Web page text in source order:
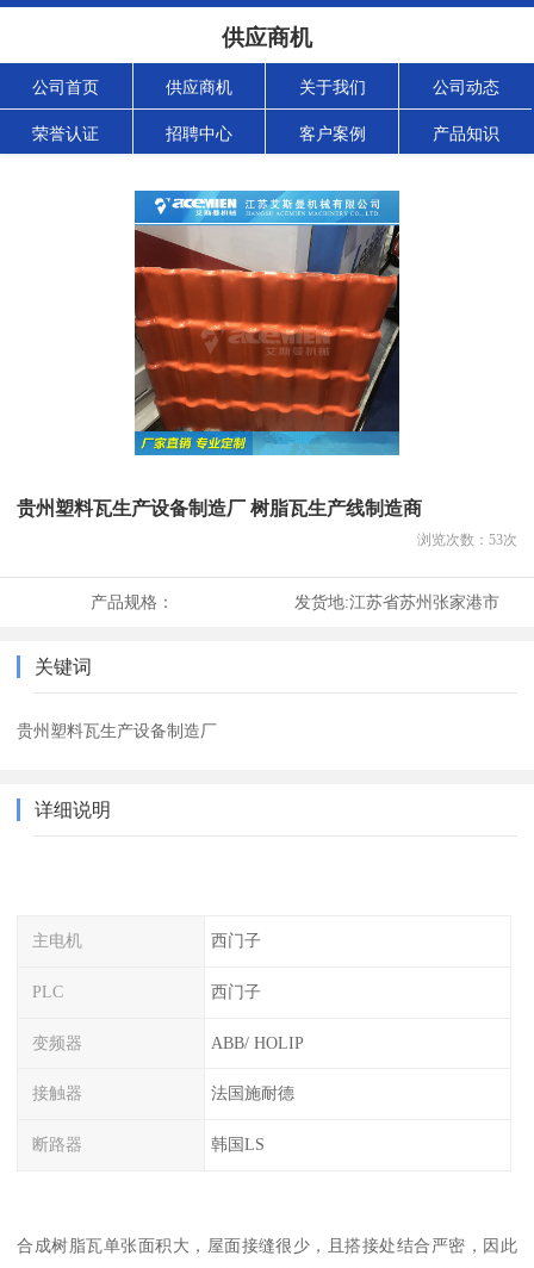
供应商机
公司首页 供应商机 关于我们 公司动态
荣誉认证 招聘中心 客户案例 产品知识
贵州塑料瓦生产设备制造厂 树脂瓦生产线制造商
浏览次数： 53次
产品规格： 发货地:江苏省苏州张家港市
关键词
贵州塑料瓦生产设备制造厂
详细说明
主电机 西门子
PLC 西门子
变频器 ABB/ HOLIP
接触器 法国施耐德
断路器 韩国LS
合成树脂瓦单张面积大，屋面接缝很少，且搭接处结合严密，因此